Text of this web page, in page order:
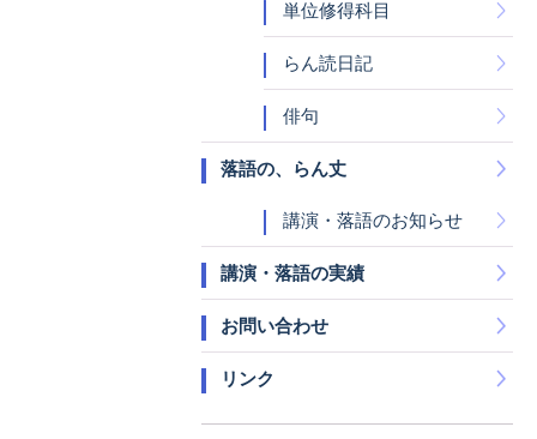
単位修得科目
らん読日記
俳句
落語の、らん丈
講演・落語のお知らせ
講演・落語の実績
お問い合わせ
リンク